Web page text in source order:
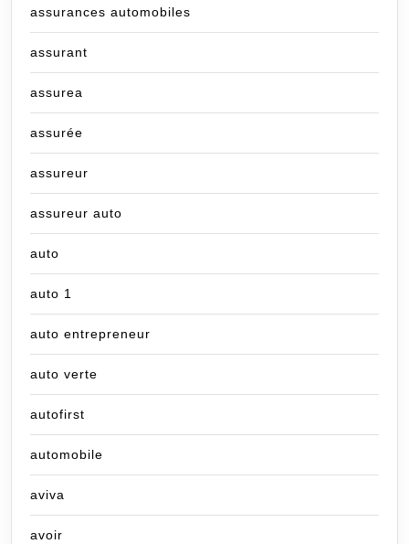
assurances automobiles
assurant
assurea
assurée
assureur
assureur auto
auto
auto 1
auto entrepreneur
auto verte
autofirst
automobile
aviva
avoir